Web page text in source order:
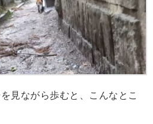
見ながら歩むと、こんなとこ